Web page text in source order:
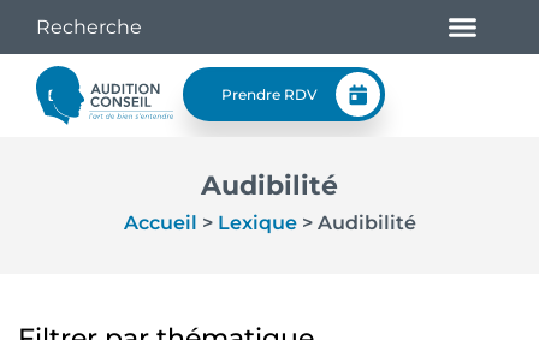
Prendre RDV
Audibilité
Accueil > Lexique> Audibilité